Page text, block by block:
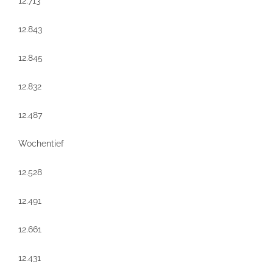
12.843
12.845
12.832
12.487
Wochentief
12.528
12.491
12.661
12.431